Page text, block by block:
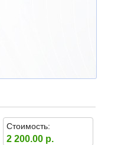
Стоимость:
2 200.00 р.